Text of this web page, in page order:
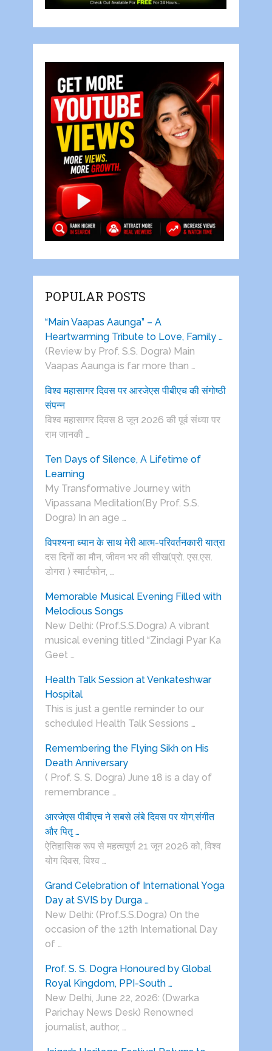
POPULAR POSTS
“Main Vaapas Aaunga” – A
Heartwarming Tribute to Love, Family …
(Review by Prof. S.S. Dogra) Main
Vaapas Aaunga is far more than …
विश्व महासागर दिवस पर आरजेएस पीबीएच की संगोष्ठी
संपन्न
विश्व महासागर दिवस 8 जून 2026 की पूर्व संध्या पर
राम जानकी …
Ten Days of Silence, A Lifetime of
Learning
My Transformative Journey with
Vipassana Meditation(By Prof. S.S.
Dogra) In an age …
विपश्यना ध्यान के साथ मेरी आत्म-परिवर्तनकारी यात्रा
दस दिनों का मौन, जीवन भर की सीख(प्रो. एस.एस.
डोगरा ) स्मार्टफोन, …
Memorable Musical Evening Filled with
Melodious Songs
New Delhi: (Prof.S.S.Dogra) A vibrant
musical evening titled “Zindagi Pyar Ka
Geet …
Health Talk Session at Venkateshwar
Hospital
This is just a gentle reminder to our
scheduled Health Talk Sessions …
Remembering the Flying Sikh on His
Death Anniversary
( Prof. S. S. Dogra) June 18 is a day of
remembrance …
आरजेएस पीबीएच ने सबसे लंबे दिवस पर योग,संगीत
और पितृ …
ऐतिहासिक रूप से महत्वपूर्ण 21 जून 2026 को, विश्व
योग दिवस, विश्व …
Grand Celebration of International Yoga
Day at SVIS by Durga …
New Delhi: (Prof.S.S.Dogra) On the
occasion of the 12th International Day
of …
Prof. S. S. Dogra Honoured by Global
Royal Kingdom, PPI-South …
New Delhi, June 22, 2026: (Dwarka
Parichay News Desk) Renowned
journalist, author, …